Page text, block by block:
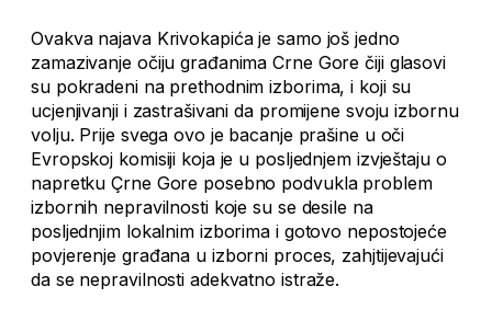
Ovakva najava Krivokapića je samo još jedno
zamazivanje očiju građanima Crne Gore čiji glasovi
su pokradeni na prethodnim izborima, i koji su
ucjenjivanji i zastrašivani da promijene svoju izbornu
volju. Prije svega ovo je bacanje prašine u oči
Evropskoj komisiji koja je u posljednjem izvještaju o
napretku Çrne Gore posebno podvukla problem
izbornih nepravilnosti koje su se desile na
posljednjim lokalnim izborima i gotovo nepostojeće
povjerenje građana u izborni proces, zahjtijevajući
da se nepravilnosti adekvatno istraže.